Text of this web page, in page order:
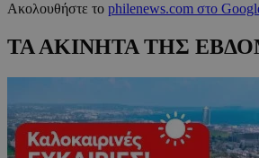
Ακολουθήστε το philenews.com στο
ΤΑ ΑΚΙΝΗΤΑ ΤΗΣ